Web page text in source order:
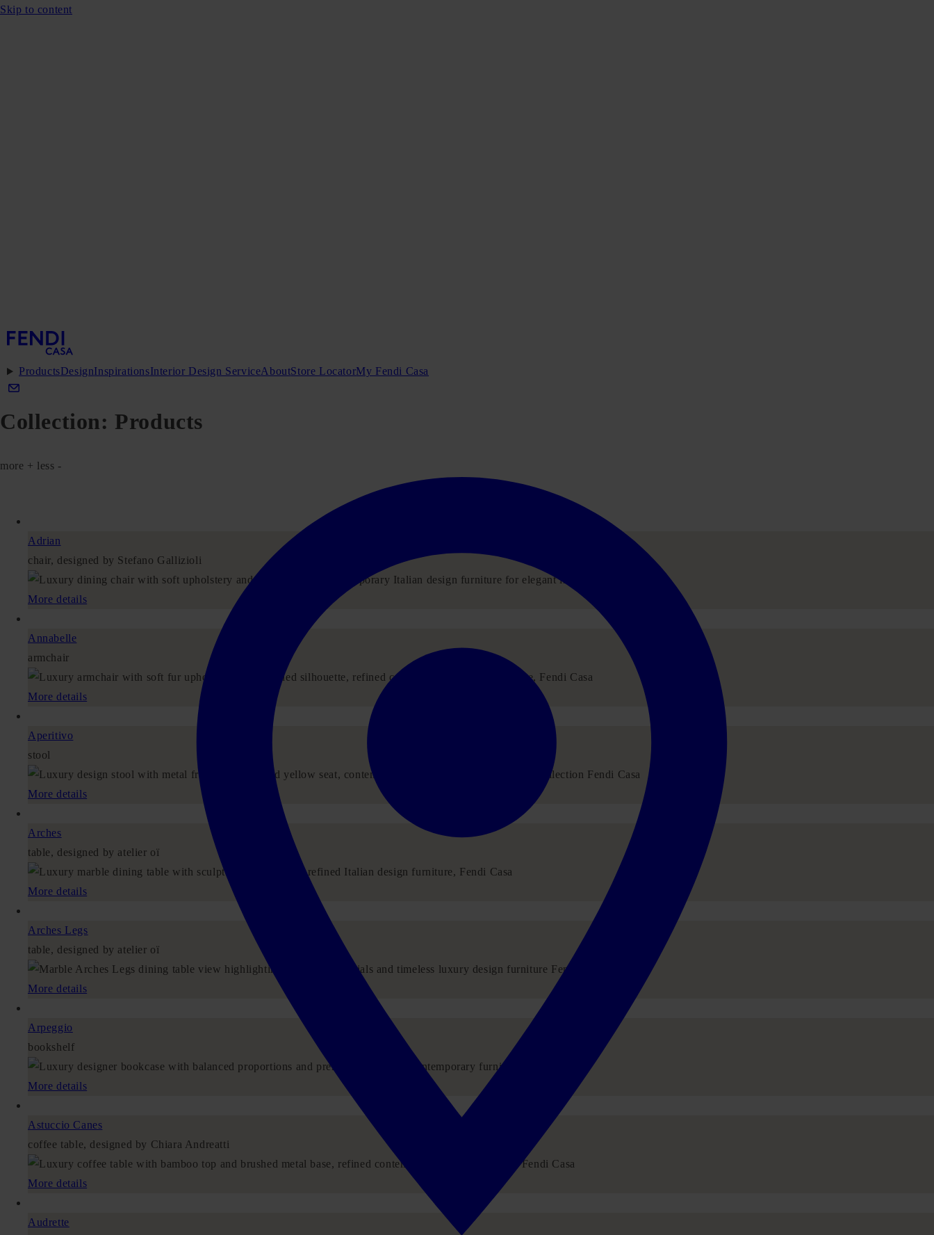
Skip to content
ProductsDesignInspirationsInterior Design ServiceAboutStore LocatorMy Fendi Casa
Collection: Products
more + less -
Adrian
chair, designed by Stefano Gallizioli
More details
Annabelle
armchair
More details
Aperitivo
stool
More details
Arches
table, designed by atelier oï
More details
Arches Legs
table, designed by atelier oï
More details
Arpeggio
bookshelf
More details
Astuccio Canes
coffee table, designed by Chiara Andreatti
More details
Audrette